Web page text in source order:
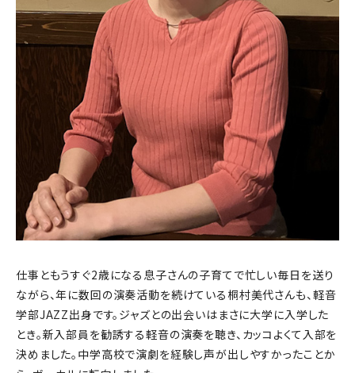
仕事ともうすぐ2歳になる息子さんの子育てで忙しい毎日を送り
ながら、年に数回の演奏活動を続けている桐村美代さんも、軽音
学部JAZZ出身です。ジャズとの出会いはまさに大学に入学した
とき。新入部員を勧誘する軽音の演奏を聴き、カッコよくて入部を
決めました。中学高校で演劇を経験し声が出しやすかったことか